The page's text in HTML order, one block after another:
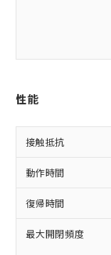
性能
接触抵抗
動作時間
復帰時間
最大開閉頻度
以下の
(
非含有
対応予
非含有
定はあり
調査・
非含有
非該当品
害物質
※1 中
「○」：
基準値